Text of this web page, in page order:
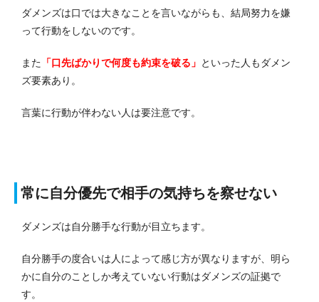
ダメンズは口では大きなことを言いながらも、結局努力を嫌
って行動をしないのです。
また 「口先ばかりで何度も約束を破る」 といった人もダメン
ズ要素あり。
言葉に行動が伴わない人は要注意です。
常に自分優先で相手の気持ちを察せない
ダメンズは自分勝手な行動が目立ちます。
自分勝手の度合いは人によって感じ方が異なりますが、明ら
かに自分のことしか考えていない行動はダメンズの証拠で
す。